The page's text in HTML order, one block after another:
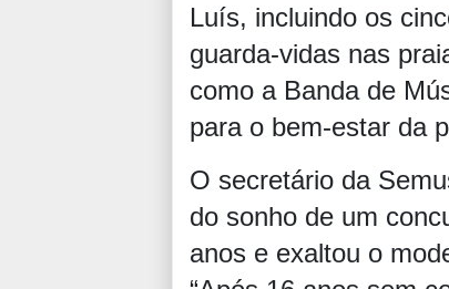
Luís, incluindo os
guarda-vidas nas
como a Banda de
para o bem-estar da
O secretário da
do sonho de um
anos e exaltou o